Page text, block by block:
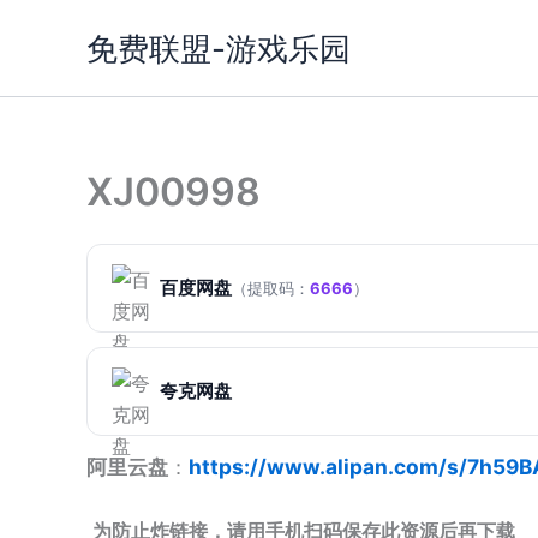
免费联盟-游戏乐园
XJ00998
百度网盘 （提取码： 6666）
夸克网盘
阿里云盘 ： https://www.alipan.com/s/
为防止炸链接，请用手机扫码保存此资源后再下载